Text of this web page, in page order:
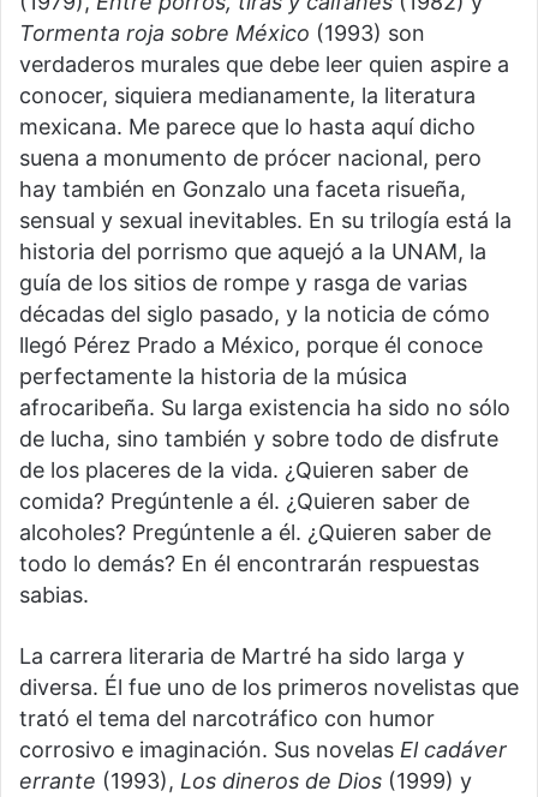
Tormenta roja sobre México (1993) son
verdaderos murales que debe leer quien aspire a
conocer, siquiera medianamente, la literatura
mexicana. Me parece que lo hasta aquí dicho
suena a monumento de prócer nacional, pero
hay también en Gonzalo una faceta risueña,
sensual y sexual inevitables. En su trilogía está la
historia del porrismo que aquejó a la UNAM, la
guía de los sitios de rompe y rasga de varias
décadas del siglo pasado, y la noticia de cómo
llegó Pérez Prado a México, porque él conoce
perfectamente la historia de la música
afrocaribeña. Su larga existencia ha sido no sólo
de lucha, sino también y sobre todo de disfrute
de los placeres de la vida. ¿Quieren saber de
comida? Pregúntenle a él. ¿Quieren saber de
alcoholes? Pregúntenle a él. ¿Quieren saber de
todo lo demás? En él encontrarán respuestas
sabias.
La carrera literaria de Martré ha sido larga y
diversa. Él fue uno de los primeros novelistas que
trató el tema del narcotráfico con humor
corrosivo e imaginación. Sus novelas El cadáver
errante (1993), Los dineros de Dios (1999) y